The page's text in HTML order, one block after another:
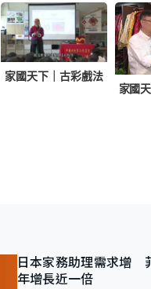
家國天下｜古彩戲法
家國
日本家務助理需求增
年增長近一倍